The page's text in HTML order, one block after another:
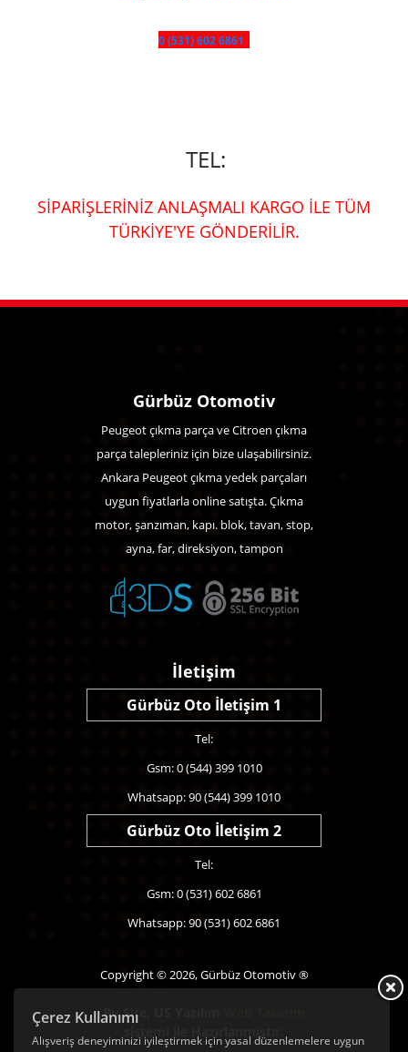
0 (531) 602 6861
TEL:
SİPARİŞLERİNİZ ANLAŞMALI KARGO İLE TÜM
TÜRKİYE'YE GÖNDERİLİR.
Çerez Kullanımı
Alışveriş deneyiminizi iyileştirmek için yasal düzenlemelere uygun
Gürbüz Otomotiv
Peugeot çıkma parça ve Citroen çıkma
parça talepleriniz için bize ulaşabilirsiniz.
Ankara Peugeot çıkma yedek parçaları
uygun fiyatlarla online satışta. Çıkma
motor, şanzıman, kapı. blok, tavan, stop,
ayna, far, direksiyon, tampon
İletişim
Gürbüz Oto İletişim 1
Tel:
Gsm: 0 (544) 399 1010
Whatsapp: 90 (544) 399 1010
Gürbüz Oto İletişim 2
Tel:
Gsm: 0 (531) 602 6861
Whatsapp: 90 (531) 602 6861
Copyright © 2026, Gürbüz Otomotiv ®
Bu Site,